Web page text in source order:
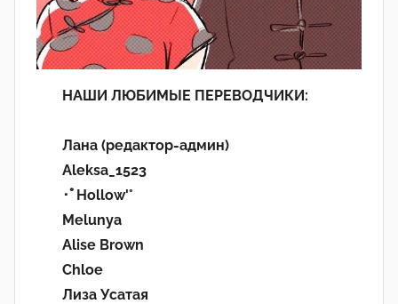
НАШИ ЛЮБИМЫЕ ПЕРЕВОДЧИКИ:
Лана (редактор-админ)
Aleksa_1523
･ﾟHollow'°
Melunya
Alise Brown
Chloe
Лиза Усатая